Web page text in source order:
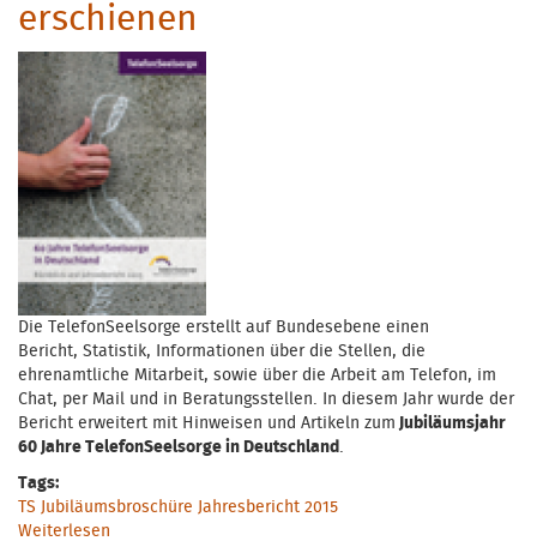
erschienen
Die TelefonSeelsorge erstellt auf Bundesebene einen
Bericht, Statistik, Informationen über die Stellen, die
ehrenamtliche Mitarbeit, sowie über die Arbeit am Telefon, im
Chat, per Mail und in Beratungsstellen. In diesem Jahr wurde der
Bericht erweitert mit Hinweisen und Artikeln zum Jubiläumsjahr
60 Jahre TelefonSeelsorge in Deutschland .
Tags:
TS Jubiläumsbroschüre Jahresbericht 2015
Weiterlesen